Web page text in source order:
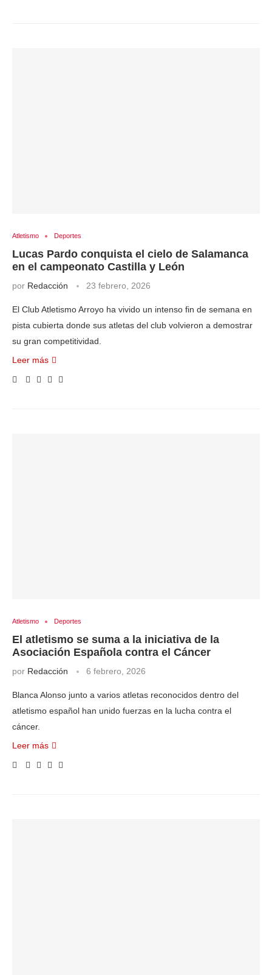
Atletismo Deportes
Lucas Pardo conquista el cielo de Salamanca
en el campeonato Castilla y León
por Redacción 23 febrero, 2026
El Club Atletismo Arroyo ha vivido un intenso fin de semana en
pista cubierta donde sus atletas del club volvieron a demostrar
su gran competitividad.
Leer más
Atletismo Deportes
El atletismo se suma a la iniciativa de la
Asociación Española contra el Cáncer
por Redacción 6 febrero, 2026
Blanca Alonso junto a varios atletas reconocidos dentro del
atletismo español han unido fuerzas en la lucha contra el
cáncer.
Leer más